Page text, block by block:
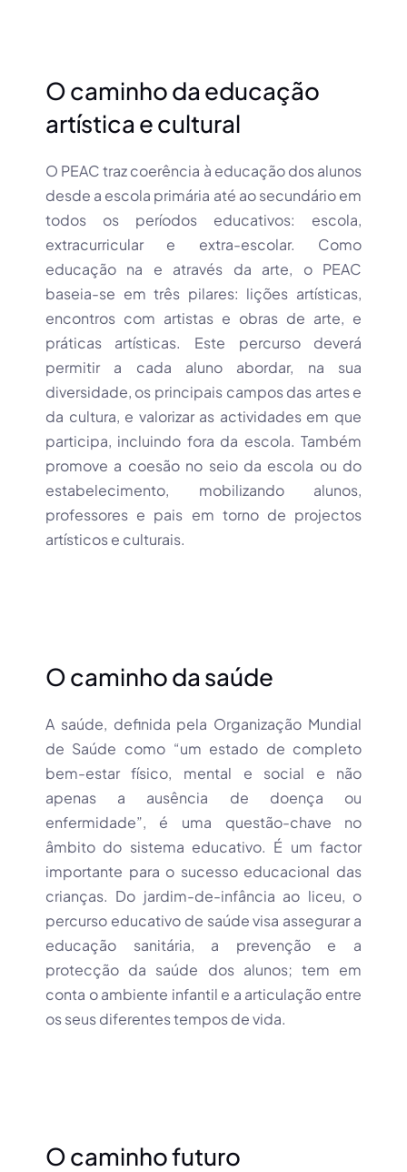
O caminho da educação
artística e cultural
O PEAC traz coerência à educação dos alunos
desde a escola primária até ao secundário em
todos os períodos educativos: escola,
extracurricular e extra-escolar. Como
educação na e através da arte, o PEAC
baseia-se em três pilares: lições artísticas,
encontros com artistas e obras de arte, e
práticas artísticas. Este percurso deverá
permitir a cada aluno abordar, na sua
diversidade, os principais campos das artes e
da cultura, e valorizar as actividades em que
participa, incluindo fora da escola. Também
promove a coesão no seio da escola ou do
estabelecimento, mobilizando alunos,
professores e pais em torno de projectos
artísticos e culturais.
O caminho da saúde
A saúde, definida pela Organização Mundial
de Saúde como “um estado de completo
bem-estar físico, mental e social e não
apenas a ausência de doença ou
enfermidade”, é uma questão-chave no
âmbito do sistema educativo. É um factor
importante para o sucesso educacional das
crianças. Do jardim-de-infância ao liceu, o
percurso educativo de saúde visa assegurar a
educação sanitária, a prevenção e a
protecção da saúde dos alunos; tem em
conta o ambiente infantil e a articulação entre
os seus diferentes tempos de vida.
O caminho futuro